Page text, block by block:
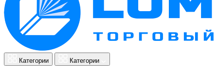
Категории Категории